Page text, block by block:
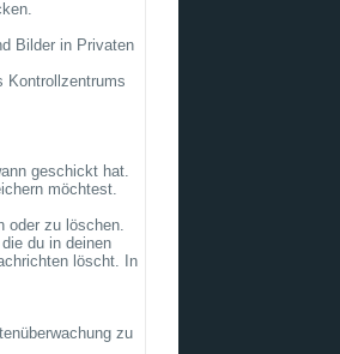
Bilder in Privaten
Kontrollzentrums
geschickt hat.
möchtest.
oder zu löschen.
du in deinen
löscht. In
zu